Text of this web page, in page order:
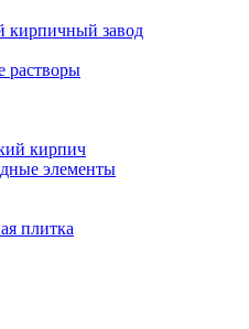
кирпичный завод
растворы
кирпич
элементы
плитка